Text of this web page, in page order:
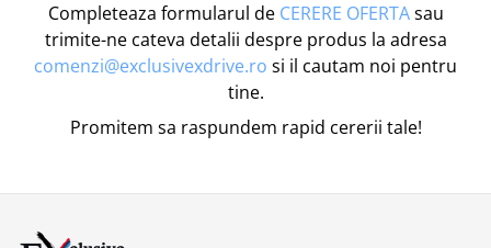
Completeaza formularul de CERERE OFERTAsau
trimite-ne cateva detalii despre produs la adresa
comenzi@exclusivexdrive.ro si il cautam noi pentru
tine.
Promitem sa raspundem rapid cererii tale!